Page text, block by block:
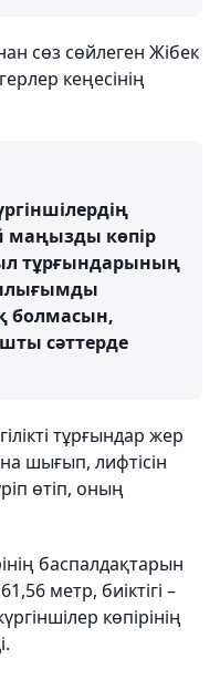
сөз сөйлеген Жібек
кеңесінің
маңызды көпір
тұрғындарының
болмасын,
сәттерде
тұрғындар жер
шығып, лифтісін
өтіп, оның
баспалдақтарын
метр, биіктігі –
көпірінің